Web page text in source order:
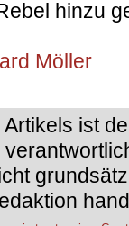
Keine Bearbeitungen
Spenden können
,Arbeit